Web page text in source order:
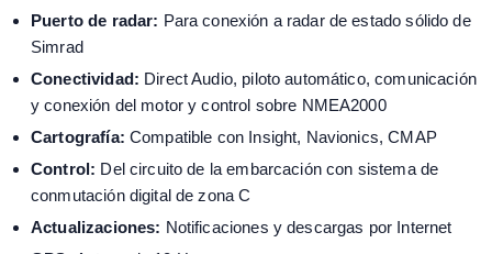
Puerto de radar: Para conexión a radar de estado sólido de
Simrad
Conectividad: Direct Audio, piloto automático, comunicación
y conexión del motor y control sobre NMEA2000
Cartografía: Compatible con Insight, Navionics, CMAP
Control: Del circuito de la embarcación con sistema de
conmutación digital de zona C
Actualizaciones: Notificaciones y descargas por Internet